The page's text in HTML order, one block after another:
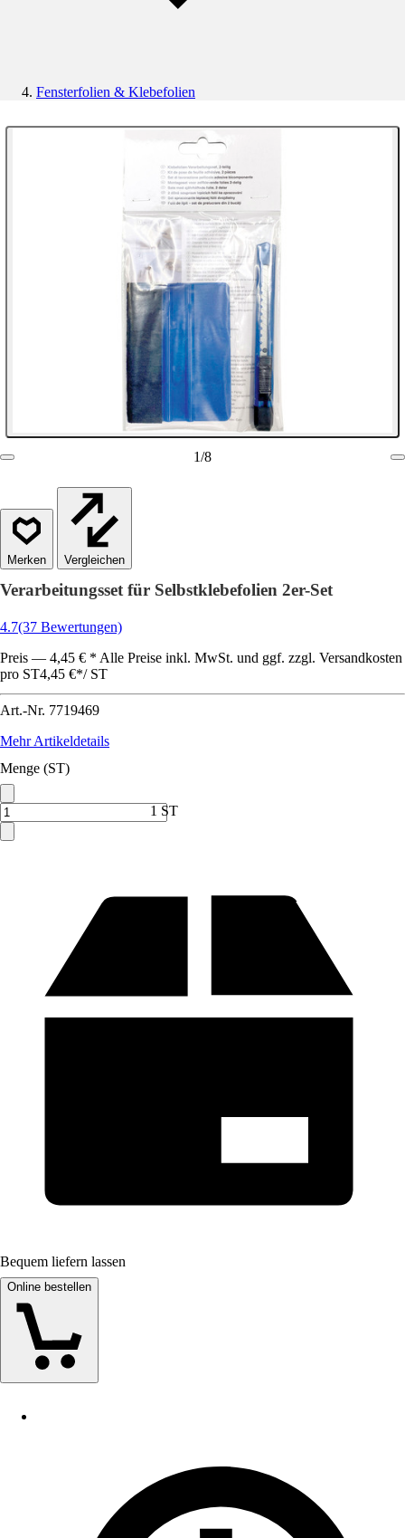
Fensterfolien & Klebefolien
1/8
Vergleichen
Verarbeitungsset für Selbstklebefolien 2er-Set
4.7(37 Bewertungen)
Preis — 4,45 € * Alle Preise inkl. MwSt. und ggf. zzgl. Versandkosten
pro ST4,45 €*/ ST
Art.-Nr. 7719469
Mehr Artikeldetails
Menge (ST)
1 ST
Bequem liefern lassen
Online bestellen